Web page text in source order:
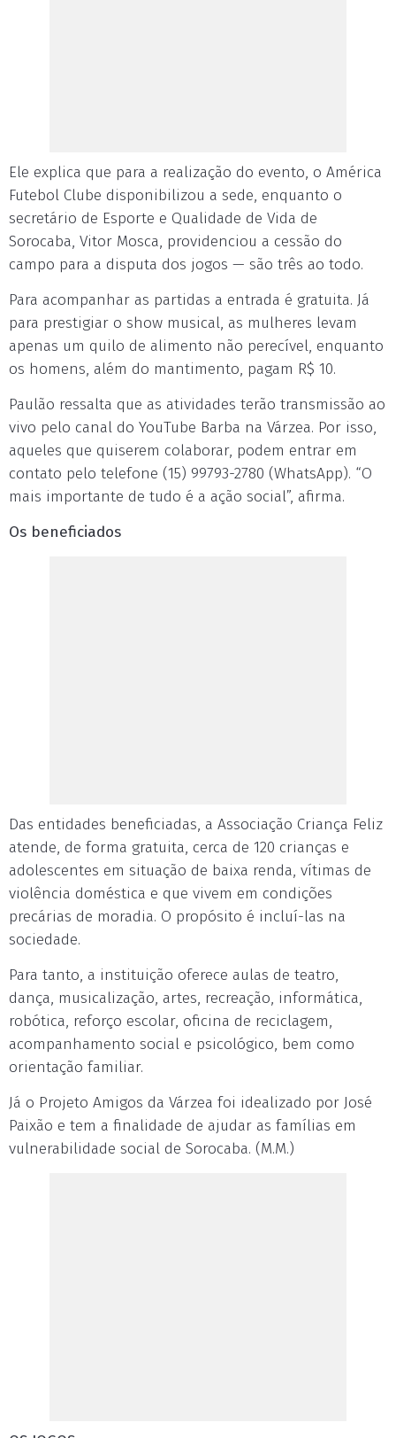
Ele explica que para a realização do evento, o América
Futebol Clube disponibilizou a sede, enquanto o
secretário de Esporte e Qualidade de Vida de
Sorocaba, Vitor Mosca, providenciou a cessão do
campo para a disputa dos jogos — são três ao todo.
Para acompanhar as partidas a entrada é gratuita. Já
para prestigiar o show musical, as mulheres levam
apenas um quilo de alimento não perecível, enquanto
os homens, além do mantimento, pagam R$ 10.
Paulão ressalta que as atividades terão transmissão ao
vivo pelo canal do YouTube Barba na Várzea. Por isso,
aqueles que quiserem colaborar, podem entrar em
contato pelo telefone (15) 99793-2780 (WhatsApp). “O
mais importante de tudo é a ação social”, afirma.
Os beneficiados
Das entidades beneficiadas, a Associação Criança Feliz
atende, de forma gratuita, cerca de 120 crianças e
adolescentes em situação de baixa renda, vítimas de
violência doméstica e que vivem em condições
precárias de moradia. O propósito é incluí-las na
sociedade.
Para tanto, a instituição oferece aulas de teatro,
dança, musicalização, artes, recreação, informática,
robótica, reforço escolar, oficina de reciclagem,
acompanhamento social e psicológico, bem como
orientação familiar.
Já o Projeto Amigos da Várzea foi idealizado por José
Paixão e tem a finalidade de ajudar as famílias em
vulnerabilidade social de Sorocaba. (M.M.)